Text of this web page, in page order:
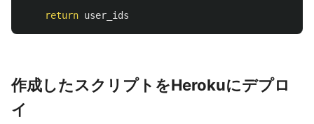
return user_ids
作成したスクリプトをHerokuにデプロ
イ